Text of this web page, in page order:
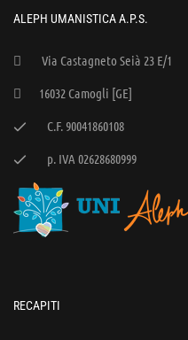
ALEPH UMANISTICA A.P.S.
Via Castagneto Seià 23 E/1
16032 Camogli [GE]
C.F. 90041860108
p. IVA 02628680999
RECAPITI